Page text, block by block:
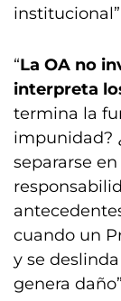
“La OA no
interpreta
termina la
impunidad?
separarse
cuando un
y se
genera